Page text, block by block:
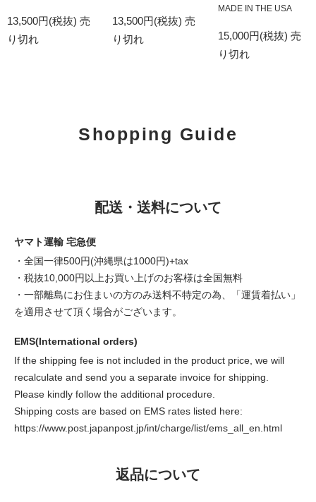
13,500円(税抜) 売
り切れ
13,500円(税抜)売
り切れ
MADE IN THE USA
15,000円(税抜) 売
り切れ
Shopping Guide
配送・送料について
ヤマト運輸 宅急便
・全国一律500円(沖縄県は1000円)+tax
・税抜10,000円以上お買い上げのお客様は全国無料
・一部離島にお住まいの方のみ送料不特定の為、「運賃着払い」
を適用させて頂く場合がございます。
EMS(International orders)
If the shipping fee is not included in the product price, we will
recalculate and send you a separate invoice for shipping.
Please kindly follow the additional procedure.
Shipping costs are based on EMS rates listed here:
https://www.post.japanpost.jp/int/charge/list/ems_all_en.html
返品について